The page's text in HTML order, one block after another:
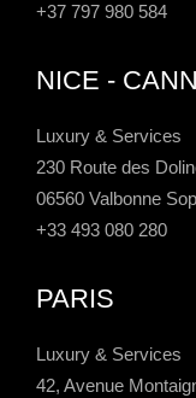
+37 797 980 584
NICE -
Luxury & Services
230 Route des
06560 Valbonne
+33 493 080 280
PARIS
Luxury & Services
42, Avenue